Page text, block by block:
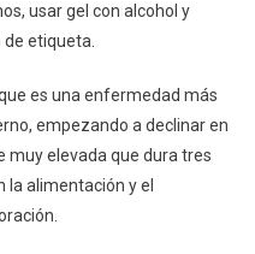
usar gel con alcohol y
de etiqueta.
es una enfermedad más
empezando a declinar en
muy elevada que dura tres
la alimentación y el